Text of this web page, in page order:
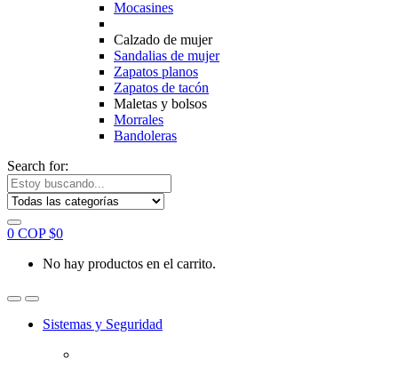
Mocasines
Calzado de mujer
Sandalias de mujer
Zapatos planos
Zapatos de tacón
Maletas y bolsos
Morrales
Bandoleras
Search for:
0 COP $0
No hay productos en el carrito.
Sistemas y Seguridad